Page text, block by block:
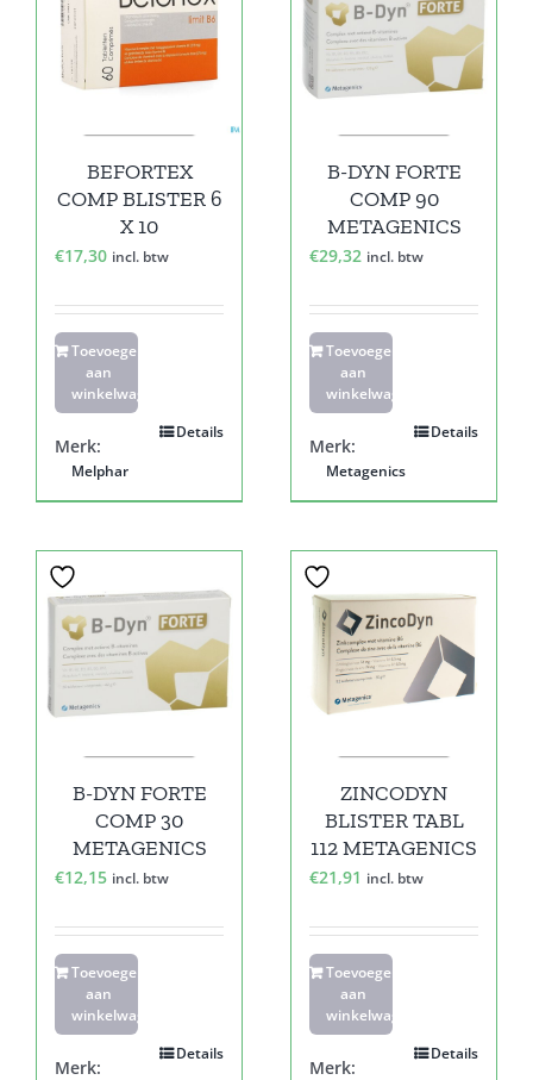
BEFORTEX
COMP BLISTER 6
X 10
€17,30 incl. btw
Toevoegen
aan
winkelwagen
Details
Merk:
Melphar
B-DYN FORTE
COMP 90
METAGENICS
€29,32 incl. btw
Toevoegen
aan
winkelwagen
Details
Merk:
Metagenics
B-DYN FORTE
COMP 30
METAGENICS
€12,15 incl. btw
Toevoegen
aan
winkelwagen
Details
Merk:
ZINCODYN
BLISTER TABL
112 METAGENICS
€21,91 incl. btw
Toevoegen
aan
winkelwagen
Details
Merk: